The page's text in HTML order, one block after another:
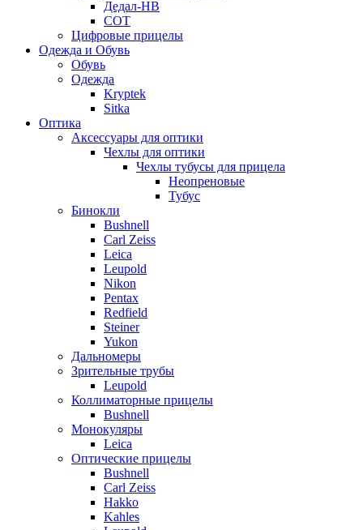
Дедал-НВ
СОТ
Цифровые прицелы
Одежда и Обувь
Обувь
Одежда
Kryptek
Sitka
Оптика
Аксессуары для оптики
Чехлы для оптики
Чехлы тубусы для прицела
Неопреновые
Тубус
Бинокли
Bushnell
Carl Zeiss
Leica
Leupold
Nikon
Pentax
Redfield
Steiner
Yukon
Дальномеры
Зрительные трубы
Leupold
Коллиматорные прицелы
Bushnell
Монокуляры
Leica
Оптические прицелы
Bushnell
Carl Zeiss
Hakko
Kahles